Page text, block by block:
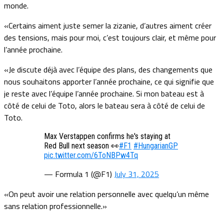
monde.
«Certains aiment juste semer la zizanie, d’autres aiment créer
des tensions, mais pour moi, c’est toujours clair, et même pour
l’année prochaine.
«Je discute déjà avec l’équipe des plans, des changements que
nous souhaitons apporter l’année prochaine, ce qui signifie que
je reste avec l’équipe l’année prochaine. Si mon bateau est à
côté de celui de Toto, alors le bateau sera à côté de celui de
Toto.
Max Verstappen confirms he's staying at
Red Bull next season 👀#F1 #HungarianGP
pic.twitter.com/6ToNBPw4Tq
— Formula 1 (@F1) July 31, 2025
«On peut avoir une relation personnelle avec quelqu’un même
sans relation professionnelle.»